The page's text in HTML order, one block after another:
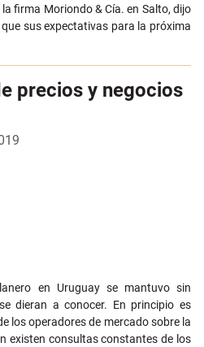
firma Moriondo & Cía. en Salto, dijo
sus expectativas para la próxima
precios y negocios
en Uruguay se mantuvo sin
dieran a conocer. En principio es
los operadores de mercado sobre la
existen consultas constantes de los